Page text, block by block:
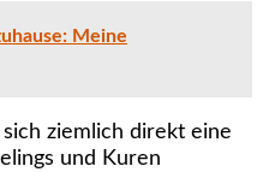
Meine
ziemlich direkt eine
und Kuren